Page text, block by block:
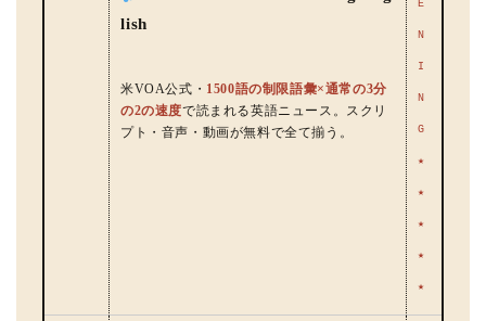
lish
米VOA公式・ 1500語の制限語彙×通常の3分
の2の速度で読まれる英語ニュース。スクリ
プト・音声・動画が無料で全て揃う。
E
N
I
N
G
★
★
★
★
★